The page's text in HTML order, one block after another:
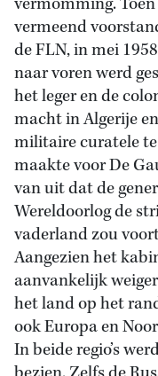
vermeend
de FLN, in mei
naar voren werd
het leger en de
macht in Algerije
militaire curatele
maakte voor De
van uit dat de
Wereldoorlog de
vaderland zou
Aangezien het
aanvankelijk
het land op het
ook Europa en
In beide regio’s